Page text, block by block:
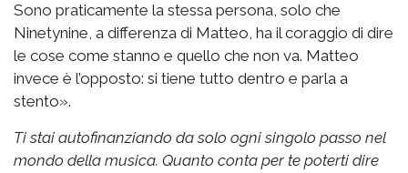
Sono praticamente la stessa persona, solo che
Ninetynine, a differenza di Matteo, ha il coraggio di dire
le cose come stanno e quello che non va. Matteo
invece è l’opposto: si tiene tutto dentro e parla a
stento».
Ti stai autofinanziando da solo ogni singolo passo nel
mondo della musica. Quanto conta per te poterti dire